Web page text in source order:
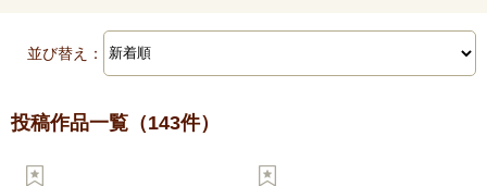
並び替え：
投稿作品一覧 （143件）